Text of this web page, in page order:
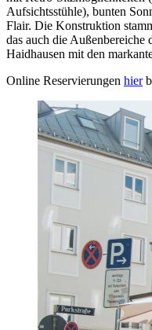
Aufsichtsstühle), bunten
Flair. Die Konstruktion
das auch die Außenbereiche
Haidhausen mit den
Online Reservierungen hier